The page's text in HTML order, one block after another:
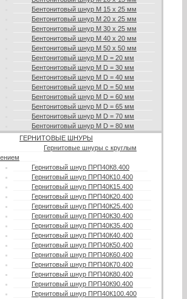
Бентонитовый шнур М 15 х 25 мм
Бентонитовый шнур М 20 х 25 мм
Бентонитовый шнур М 30 х 25 мм
Бентонитовый шнур М 40 х 20 мм
Бентонитовый шнур М 50 х 50 мм
Бентонитовый шнур М D = 20 мм
Бентонитовый шнур М D = 30 мм
Бентонитовый шнур М D = 40 мм
Бентонитовый шнур М D = 50 мм
Бентонитовый шнур М D = 60 мм
Бентонитовый шнур М D = 65 мм
Бентонитовый шнур М D = 70 мм
Бентонитовый шнур М D = 80 мм
ГЕРНИТОВЫЕ ШНУРЫ
Гернитовые шнуры с круглым
Гернитовый шнур ПРП40К8.400
Гернитовый шнур ПРП40К10.400
Гернитовый шнур ПРП40К15.400
Гернитовый шнур ПРП40К20.400
Гернитовый шнур ПРП40К25.400
Гернитовый шнур ПРП40К30.400
Гернитовый шнур ПРП40К35.400
Гернитовый шнур ПРП40К40.400
Гернитовый шнур ПРП40К50.400
Гернитовый шнур ПРП40К60.400
Гернитовый шнур ПРП40К70.400
Гернитовый шнур ПРП40К80.400
Гернитовый шнур ПРП40К90.400
Гернитовый шнур ПРП40К100.400